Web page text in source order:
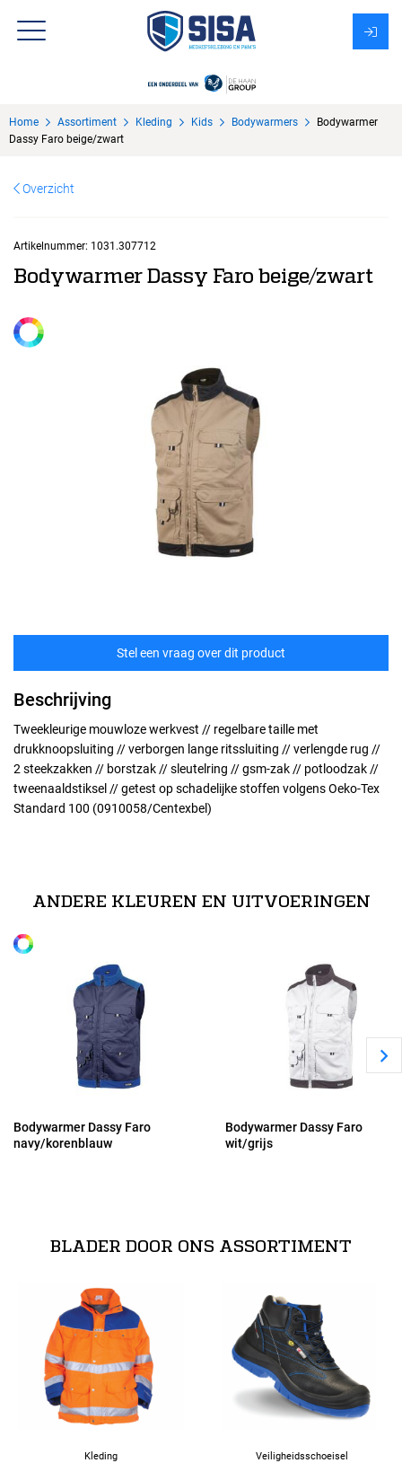
Over Sisa
Home Assortiment Kleding Kids Bodywarmers
Bodywarmer
Dassy Faro beige/zwart
Overzicht
Artikelnummer: 1031.307712
Bodywarmer Dassy Faro beige/zwart
Stel een vraag over dit product
Beschrijving
Tweekleurige mouwloze werkvest // regelbare taille met
drukknoopsluiting // verborgen lange ritssluiting // verlengde rug //
2 steekzakken // borstzak // sleutelring // gsm-zak // potloodzak //
tweenaaldstiksel // getest op schadelijke stoffen volgens Oeko-Tex
Standard 100 (0910058/Centexbel)
2XL
ANDERE KLEUREN EN UITVOERINGEN
Bodywarmer Dassy Faro
navy/korenblauw
Bodywarmer Dassy Faro
wit/grijs
BLADER DOOR ONS ASSORTIMENT
Kleding Veiligheidsschoeisel